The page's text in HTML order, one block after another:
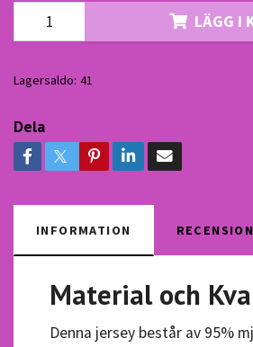
LÄGG I
Lagersaldo: 41
Dela
INFORMATION
Material och
Denna jersey består av 95%